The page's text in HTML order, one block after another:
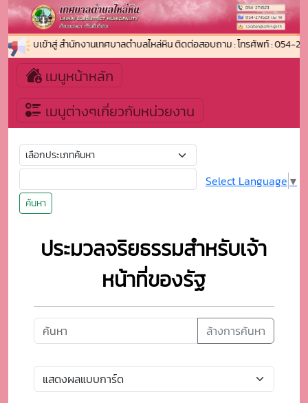
ต้อนรับเข้าสู่ สำนักงานเทศบาลตำบลไหล่หิน ติดต่อสอบถาม : โทรศัพท์ : 054-
เมนูหน้าหลัก
เมนูต่างๆเกี่ยวกับหน่วยงาน
ค้นหา
Select Language ▼
ประมวลจริยธรรมสำหรับเจ้า
หน้าที่ของรัฐ
ล้างการค้นหา